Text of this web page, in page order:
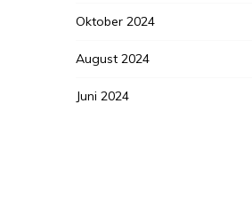
Oktober 2024
August 2024
Juni 2024